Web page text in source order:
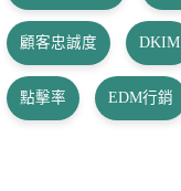
顧客忠誠度 DKIM
點擊率 EDM行銷